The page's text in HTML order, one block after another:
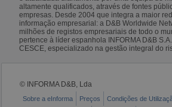
altamente qualificados, através de fontes
empresas. Desde 2004 que integra a maior
informação empresarial: a D&B Worldwide
milhões de registos empresariais de todo o
pertence à líder espanhola INFORMA D&B
CESCE, especializado na gestão integral do
© INFORMA D&B, Lda
Sobre a eInforma Preços Condições de